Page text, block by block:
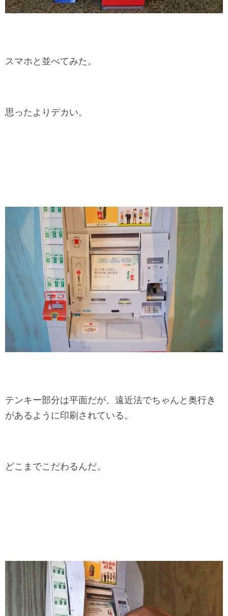
スマホと並べてみた。
思ったよりデカい。
テンキー部分は平面だが、遠近法でちゃんと奥行き
があるように印刷されている。
どこまでこだわるんだ。